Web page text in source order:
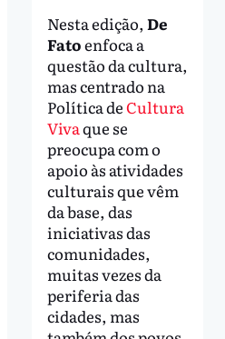
Nesta edição, De
Fatoenfoca a
questão da cultura,
mas centrado na
Política deCultura
Vivaque se
preocupa com o
apoio às atividades
culturais que vêm
da base, das
iniciativas das
comunidades,
muitas vezes da
periferia das
cidades, mas